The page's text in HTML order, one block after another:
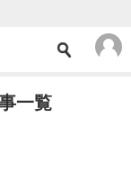
一覧